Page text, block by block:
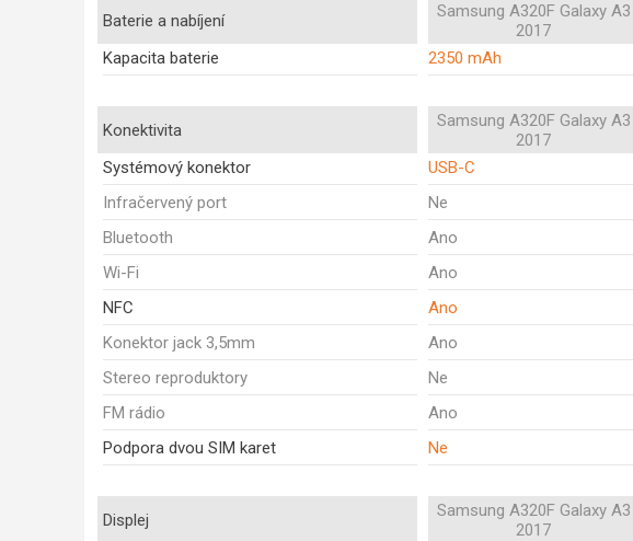
Baterie a nabíjení
Samsung A320F Galaxy A3
2017
Kapacita baterie
2350 mAh
Konektivita
Samsung A320F Galaxy A3
2017
Systémový konektor
USB-C
Infračervený port
Ne
Bluetooth
Ano
Wi-Fi
Ano
NFC
Ano
Konektor jack 3,5mm
Ano
Stereo reproduktory
Ne
FM rádio
Ano
Podpora dvou SIM karet
Ne
Displej
Samsung A320F Galaxy A3
2017